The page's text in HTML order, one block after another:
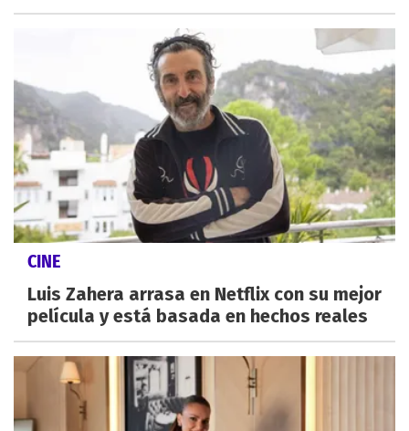
CINE
Luis Zahera arrasa en Netflix con su mejor
película y está basada en hechos reales